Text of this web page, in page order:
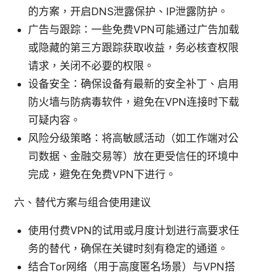
的方案，开启DNS泄露保护、IP泄露防护。
广告与跟踪：一些免费VPN可能通过广告加载
或隐藏的第三方跟踪获取收益，务必核查权限
请求，关闭不必要的权限。
设备安全：确保设备有最新的安全补丁、启用
防火墙与防病毒软件，避免在VPN连接时下载
可疑内容。
风险分级策略：将高敏感活动（如工作端对公
司数据、金融交易等）放在更受信任的环境中
完成，避免在免费VPN下进行。
六、替代方案与组合使用建议
使用付费VPN的试用或月度计划进行高要求任
务的替代，确保在关键时刻有稳定的通道。
结合Tor网络（用于高度匿名场景）与VPN搭